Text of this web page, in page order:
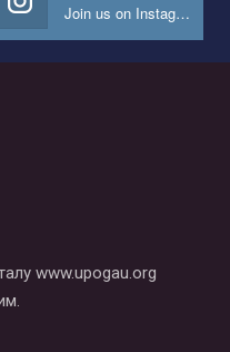
на наш канал YouTube
видео.
Join us on Instagram
www.upogau.org